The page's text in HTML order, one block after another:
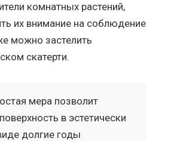
комнатных растений,
их внимание на соблюдение
можно застелить
скатерти.
мера позволит
в эстетически
долгие годы